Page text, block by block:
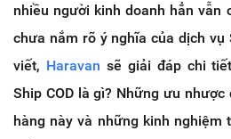
nhiều người kinh doanh hẳn vẫn
chưa nắm rõ ý nghĩa của dịch vụ
viết, Haravan sẽ giải đáp chi
Ship COD là gì? Những ưu
hàng này và những kinh nghiệm